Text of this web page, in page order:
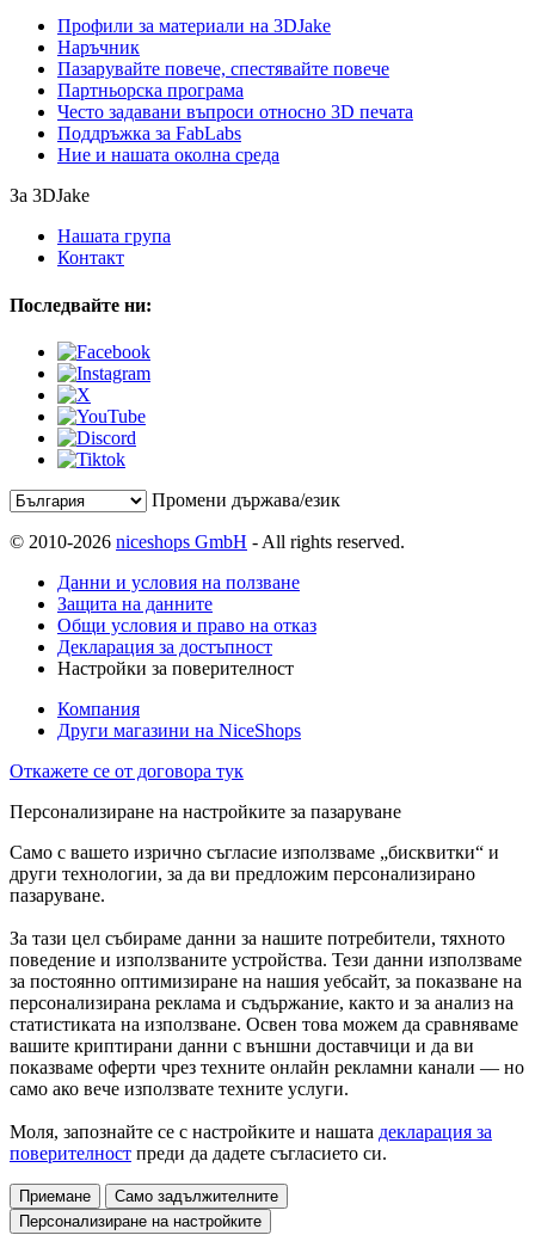
Профили за материали на 3DJake
Наръчник
Пазарувайте повече, спестявайте повече
Партньорска програма
Често задавани въпроси относно 3D печата
Поддръжка за FabLabs
Ние и нашата околна среда
За 3DJake
Нашата група
Контакт
Последвайте ни:
Промени държава/език
© 2010-2026 niceshops GmbH - All rights reserved.
Данни и условия на ползване
Защита на данните
Общи условия и право на отказ
Декларация за достъпност
Настройки за поверителност
Компания
Други магазини на NiceShops
Откажете се от договора тук
Персонализиране на настройките за пазаруване
Само с вашето изрично съгласие използваме „бисквитки“ и
други технологии, за да ви предложим персонализирано
пазаруване.
За тази цел събираме данни за нашите потребители, тяхното
поведение и използваните устройства. Тези данни използваме
за постоянно оптимизиране на нашия уебсайт, за показване на
персонализирана реклама и съдържание, както и за анализ на
статистиката на използване. Освен това можем да сравняваме
вашите криптирани данни с външни доставчици и да ви
показваме оферти чрез техните онлайн рекламни канали — но
само ако вече използвате техните услуги.
Моля, запознайте се с настройките и нашата декларация за
поверителност преди да дадете съгласието си.
Приемане
Само задължителните
Персонализиране на настройките